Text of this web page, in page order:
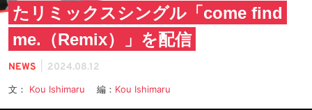
たリミックスシングル「come find
me.（Remix）」を配信
NEWS 2024.08.12
文： Kou Ishimaru 編： Kou Ishimaru